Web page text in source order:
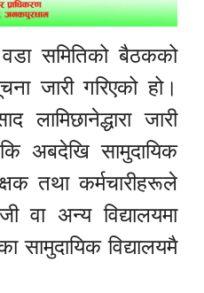
समितिको बैठकको
जारी गरिएको हो।
लामिछानेद्धारा जारी
अबदेखि सामुदायिक
तथा कर्मचारीहरूले
वा अन्य विद्यालयमा
विद्यालयमै